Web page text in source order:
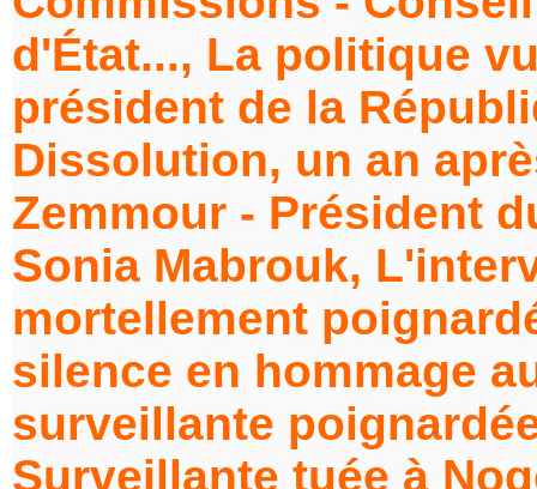
d'État..., La politique
président de la
Dissolution, un an
Zemmour - Président
Sonia Mabrouk,
mortellement
silence en hommage
surveillante
Surveillante tuée à